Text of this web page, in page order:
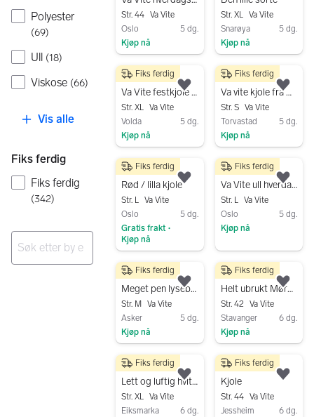
Polyester
(69)
Ull (18)
Viskose (66)
Vis alle
Fiks ferdig
Fiks ferdig
(342)
Str. 44 Va Vite
Oslo
5 dg.
Kjøp nå
Str. XL Va Vite
Snarøya
5 dg.
Kjøp nå
199 kr
Va Vite festkjole XL blå blondekjole.Rette fargen er som bilde nr 3
Str. XL Va Vite
Volda
5 dg.
Kjøp nå
Fiks ferdig
Legg til som favoritt.
280 kr
Va vite kjole fra Match
Str. S Va Vite
Torvastad
5 dg.
Kjøp nå
Fiks ferdig
200 kr
Rød / lilla kjole
Str. L Va Vite
Oslo
5 dg.
Gratis frakt •
Kjøp nå
Fiks ferdig
Legg til som favoritt.
100 kr
Va Vite ull hverdagskjole
Str. L Va Vite
Oslo
5 dg.
Kjøp nå
Fiks ferdig
Gå til annonsen
300 kr
Meget pen lyseblå kjole str 38
Str. M
Va Vite
Asker
5 dg.
Kjøp nå
Fiks ferdig
Legg til som favoritt.
450 kr
Helt ubrukt Mørk blå klassisk linkjole str 42 m
Str. 42 Va Vite
Stavanger
6 dg.
Kjøp nå
Fiks ferdig
250 kr
Lett og luftig hvit bomullskjole, str. 44
Str. XL Va Vite
Eiksmarka
6 dg.
Fiks ferdig
Legg til som favoritt.
200 kr
Kjole
Str. 44 Va Vite
Jessheim
6 dg.
Fiks ferdig